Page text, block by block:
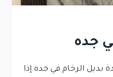
جده
بديل الرخام في جده إذا